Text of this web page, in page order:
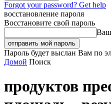
Forgot your password? Get help
восстановление пароля
Восстановите свой пароль
Ваш
Пароль будет выслан Вам по
Домой Поиск
продуктов